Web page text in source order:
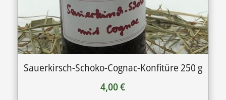
Sauerkirsch-Schoko-Cognac-Konfitüre 250 g
4,00€